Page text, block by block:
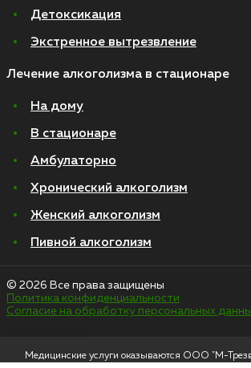
Детоксикация
Экстренное вытрезвление
Лечение алкоголизма в стационаре
На дому
В стационаре
Амбулаторно
Хронический алкоголизм
Женский алкоголизм
Пивной алкоголизм
© 2026 Все права защищены
Политика конфиденциальности
Согласие на обработку персональных
Медицинские услуги оказываются ООО "М-